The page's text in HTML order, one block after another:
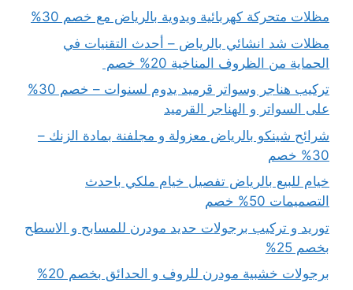
مظلات متحركة كهربائية ويدوية بالرياض مع خصم 30%
مظلات شد انشائي بالرياض – أحدث التقنيات في
الحماية من الظروف المناخية 20% خصم
تركيب هناجر وسواتر قرميد يدوم لسنوات – خصم 30%
على السواتر و الهناجر القرميد
شرائح شينكو بالرياض معزولة و مجلفنة بمادة الزنك –
30% خصم
خيام للبيع بالرياض تفصيل خيام ملكي باحدث
التصميمات 50% خصم
توريد و تركيب برجولات حديد مودرن للمسابح و الاسطح
بخصم 25%
برجولات خشبية مودرن للروف و الحدائق بخصم 20%